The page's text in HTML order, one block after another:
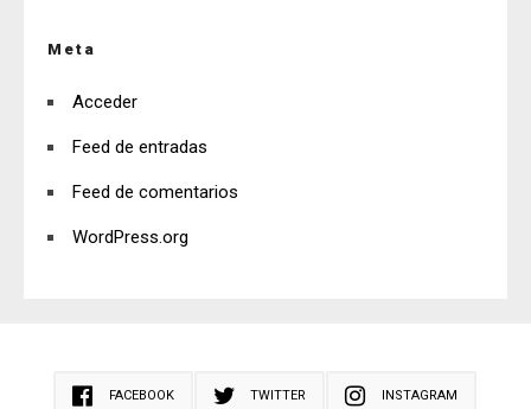
Meta
Acceder
Feed de entradas
Feed de comentarios
WordPress.org
FACEBOOK TWITTER INSTAGRAM